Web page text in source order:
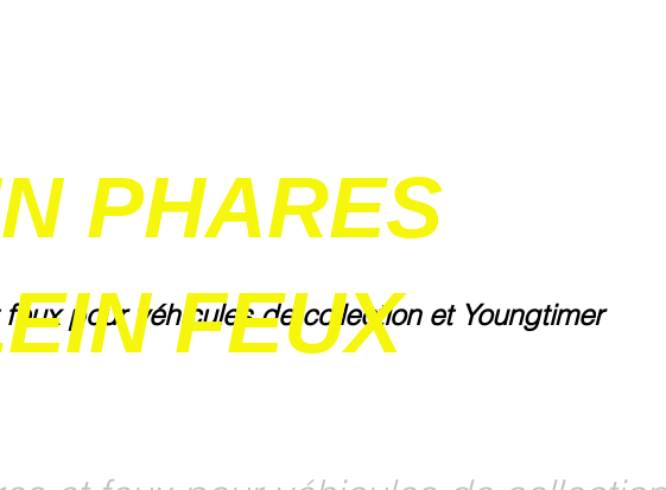
pour véhicules de collection et Youngtimer
PHARES
FEUX